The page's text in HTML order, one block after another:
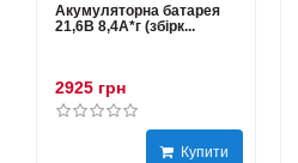
Акумуляторна батарея
21,6В 8,4A*г (збірк...
2925 грн
Купити